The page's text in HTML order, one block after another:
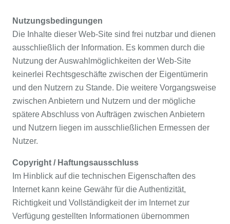
Nutzungsbedingungen
Die Inhalte dieser Web-Site sind frei nutzbar und dienen
ausschließlich der Information. Es kommen durch die
Nutzung der Auswahlmöglichkeiten der Web-Site
keinerlei Rechtsgeschäfte zwischen der Eigentümerin
und den Nutzern zu Stande. Die weitere Vorgangsweise
zwischen Anbietern und Nutzern und der mögliche
spätere Abschluss von Aufträgen zwischen Anbietern
und Nutzern liegen im ausschließlichen Ermessen der
Nutzer.
Copyright / Haftungsausschluss
Im Hinblick auf die technischen Eigenschaften des
Internet kann keine Gewähr für die Authentizität,
Richtigkeit und Vollständigkeit der im Internet zur
Verfügung gestellten Informationen übernommen